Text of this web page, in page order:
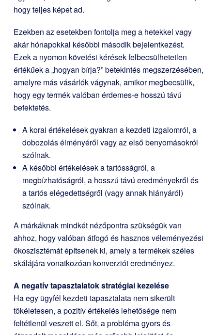
hogy teljes képet ad.
Ezekben az esetekben fontolja meg a hetekkel vagy
akár hónapokkal későbbi második bejelentkezést.
Ezek a nyomon követési kérések felbecsülhetetlen
értékűek a „hogyan bírja?” betekintés megszerzésében,
amelyre más vásárlók vágynak, amikor megbecsülik,
hogy egy termék valóban érdemes-e hosszú távú
befektetés.
A korai értékelések gyakran a kezdeti izgalomról, a
dobozolás élményéről vagy az első benyomásokról
szólnak.
A későbbi értékelések a tartósságról, a
megbízhatóságról, a hosszú távú eredményekről és
a tartós elégedettségről (vagy annak hiányáról)
szólnak.
A márkáknak mindkét nézőpontra szükségük van
ahhoz, hogy valóban átfogó és hasznos véleményezési
ökoszisztémát építsenek ki, amely a termékek széles
skálájára vonatkozóan konverziót eredményez.
A negatív tapasztalatok stratégiai kezelése
Ha egy ügyfél kezdeti tapasztalata nem sikerült
tökéletesen, a pozitív értékelés lehetősége nem
feltétlenül veszett el. Sőt, a probléma gyors és